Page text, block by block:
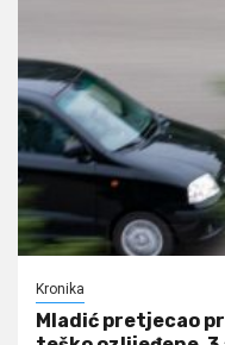
Kronika
Mladić pretjecao